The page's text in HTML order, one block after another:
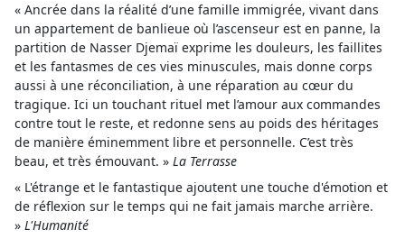
« Ancrée dans la réalité d’une famille immigrée, vivant dans
un appartement de banlieue où l’ascenseur est en panne, la
partition de Nasser Djemaï exprime les douleurs, les faillites
et les fantasmes de ces vies minuscules, mais donne corps
aussi à une réconciliation, à une réparation au cœur du
tragique. Ici un touchant rituel met l’amour aux commandes
contre tout le reste, et redonne sens au poids des héritages
de manière éminemment libre et personnelle. C’est très
beau, et très émouvant. » La Terrasse
« L'étrange et le fantastique ajoutent une touche d'émotion et
de réflexion sur le temps qui ne fait jamais marche arrière.
» L'Humanité